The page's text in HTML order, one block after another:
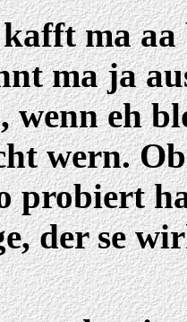
ma aa
ma ja
wenn eh
wern.
probiert
der se